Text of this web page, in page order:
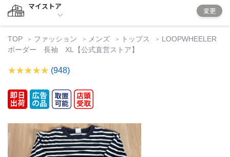
マイストア
変更
TOP ファッション メンズ トップス
LOOPWHEELER
ボーダー 長袖 XL【公式直営ストア】
(948)